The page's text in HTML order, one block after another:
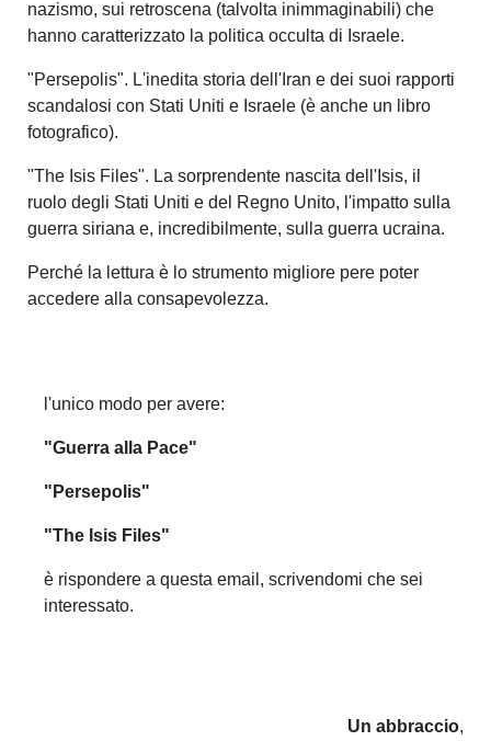
nazismo, sui retroscena (talvolta inimmaginabili) che
hanno caratterizzato la politica occulta di Israele.
"Persepolis". L'inedita storia dell'Iran e dei suoi rapporti
scandalosi con Stati Uniti e Israele (è anche un libro
fotografico).
"The Isis Files". La sorprendente nascita dell'Isis, il
ruolo degli Stati Uniti e del Regno Unito, l'impatto sulla
guerra siriana e, incredibilmente, sulla guerra ucraina.
Perché la lettura è lo strumento migliore pere poter
accedere alla consapevolezza.
l'unico modo per avere:
"Guerra alla Pace"
"Persepolis"
"The Isis Files"
è rispondere a questa email, scrivendomi che sei
interessato.
Un abbraccio,